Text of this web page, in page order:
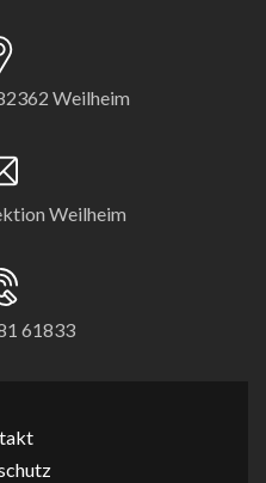
Weilheim
Weilheim
61833